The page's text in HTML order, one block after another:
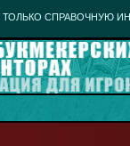
СПРАВОЧНУЮ